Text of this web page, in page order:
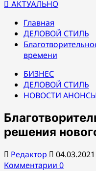
АКТУАЛЬНО
Главная
ДЕЛОВОЙ СТИЛЬ
времени
БИЗНЕС
ДЕЛОВОЙ СТИЛЬ
НОВОСТИ АНОНСЫ
решения
Редактор 04.03.2021
Комментарии 0